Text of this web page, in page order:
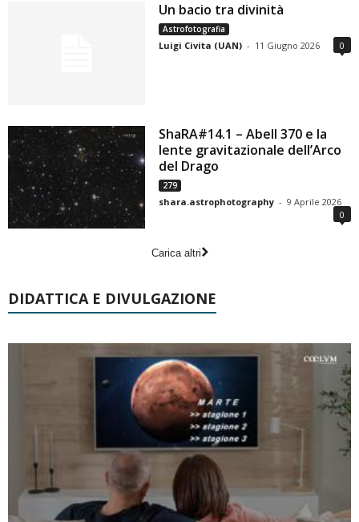
Un bacio tra divinità
Astrofotografia
Luigi Civita (UAN) - 11 Giugno 2026 0
ShaRA#14.1 – Abell 370 e la
lente gravitazionale dell’Arco
del Drago
279
shara.astrophotography - 9 Aprile 2026
0
Carica altri
DIDATTICA E DIVULGAZIONE